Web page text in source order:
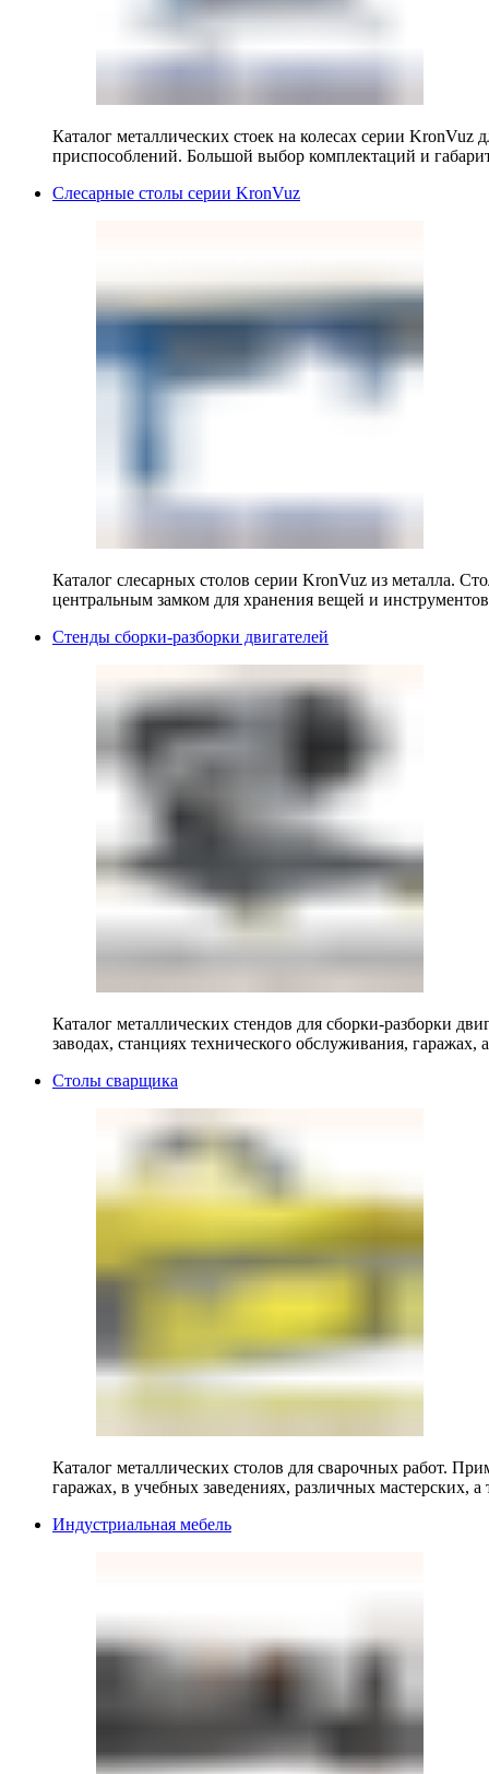
Каталог металлических стоек на колесах серии KronVuz
приспособлений. Большой выбор комплектаций и
Слесарные столы серии KronVuz
Каталог слесарных столов серии KronVuz из металла.
центральным замком для хранения вещей и
Стенды сборки-разборки двигателей
Каталог металлических стендов для сборки-разборки
заводах, станциях технического обслуживания, гаражах,
Столы сварщика
Каталог металлических столов для сварочных работ.
гаражах, в учебных заведениях, различных мастерских, а
Индустриальная мебель